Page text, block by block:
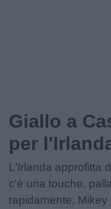
Giallo a
per
L'Irlanda approfitta
c'è una touche,
rapidamente,